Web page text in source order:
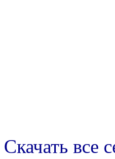
Скачать все